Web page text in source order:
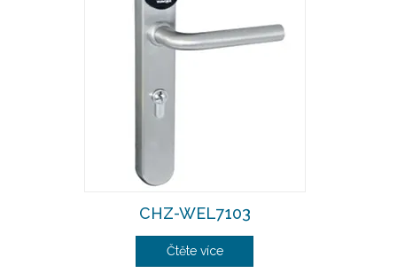
CHZ-WEL7103
Čtěte více